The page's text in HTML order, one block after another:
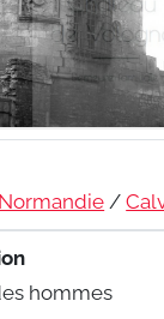
Normandie /
hommes